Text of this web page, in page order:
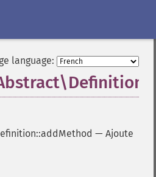
language:
— Ajoute